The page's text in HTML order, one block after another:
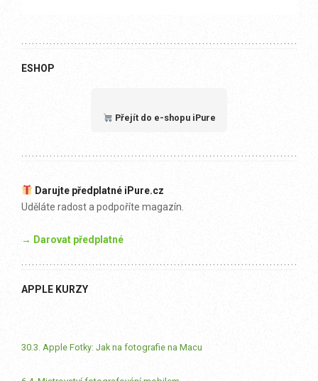
ESHOP
Přejít do e-shopu iPure
Darujte předplatné iPure.cz
Uděláte radost a podpoříte magazín.
→ Darovat předplatné
APPLE KURZY
30.3. Apple Fotky: Jak na fotografie na Macu